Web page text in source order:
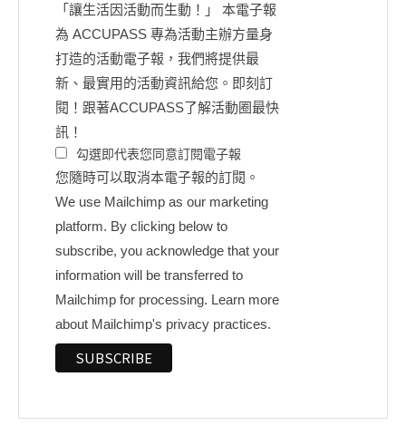
「讓生活因活動而生動！」 本電子報
為 ACCUPASS 專為活動主辦方量身
打造的活動電子報，我們將提供最
新、最實用的活動資訊給您。即刻訂
閱！跟著ACCUPASS了解活動圈最快
訊！
勾選即代表您同意訂閱電子報
您隨時可以取消本電子報的訂閱。
We use Mailchimp as our marketing
platform. By clicking below to
subscribe, you acknowledge that your
information will be transferred to
Mailchimp for processing. Learn more
about Mailchimp's privacy practices.